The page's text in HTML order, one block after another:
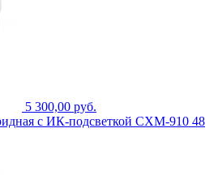
5 300,00 руб.
с ИК-подсветкой CXM-910 48